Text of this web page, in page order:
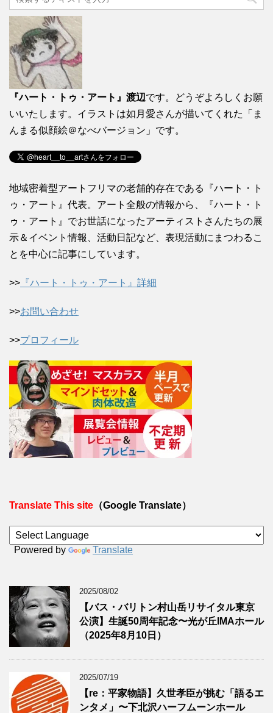
『ハート・トゥ・アート』渡辺です。どうぞよろしくお願
いいたします。イラストは如月愛さんが描いてくれた「ま
んまる似顔絵＠なべバージョン」です。
地域密着型アートフリマの老舗的存在である『ハート・ト
ゥ・アート』代表。アート全般の情報から、『ハート・ト
ゥ・アート』でお世話になったアーティストさんたちの展
示＆イベント情報、活動日記など、表現活動にまつわるこ
とを中心に記事にしています。
>> 『ハート・トゥ・アート』詳細
>>お問い合わせ
>>プロフィール
Translate This site （Google Translate）
Powered by Translate
2025/08/02
【バス・バリトン村山岳リサイタル東京
公演】生誕50周年記念〜光が丘IMAホール
（2025年8月10日）
2025/07/19
【re：平家物語】久世孝臣が挑む「語るエ
ンタメ」〜下北沢ハーフムーンホール